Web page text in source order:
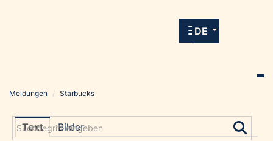
allen Meldungen und Downloads unserer
DE
Grayling Agentur
Meldungen / Starbucks
Text Bilder